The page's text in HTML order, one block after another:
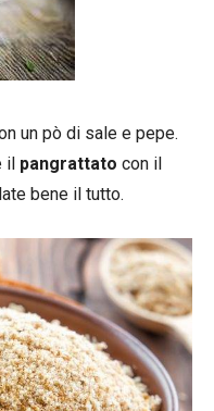
un pò di sale e pepe.
il pangrattato con il
bene il tutto.